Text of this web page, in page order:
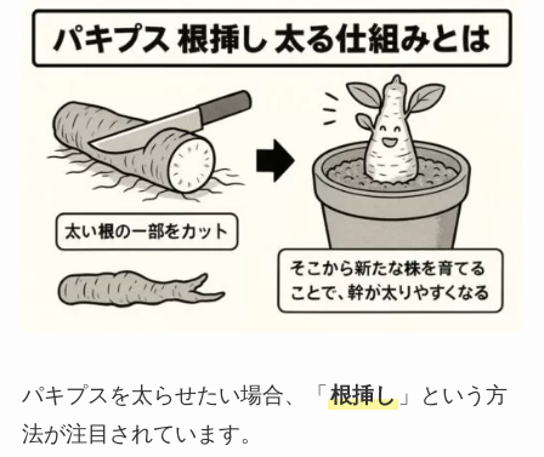
パキプスを太らせたい場合、「 根挿し」という方
法が注目されています。